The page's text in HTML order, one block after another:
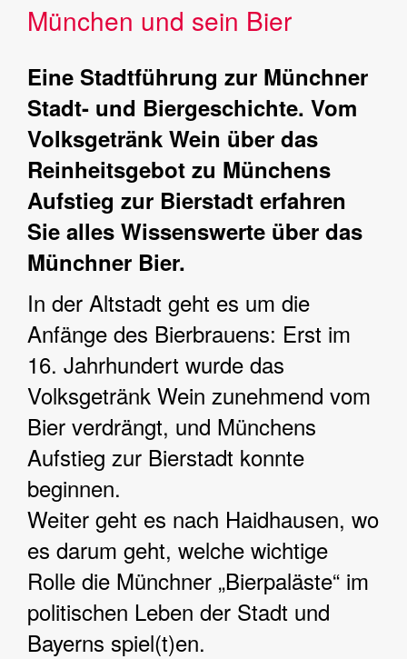
München und sein Bier
Eine Stadtführung zur Münchner
Stadt- und Biergeschichte. Vom
Volksgetränk Wein über das
Reinheitsgebot zu Münchens
Aufstieg zur Bierstadt erfahren
Sie alles Wissenswerte über das
Münchner Bier.
In der Altstadt geht es um die
Anfänge des Bierbrauens: Erst im
16. Jahrhundert wurde das
Volksgetränk Wein zunehmend vom
Bier verdrängt, und Münchens
Aufstieg zur Bierstadt konnte
beginnen.
Weiter geht es nach Haidhausen, wo
es darum geht, welche wichtige
Rolle die Münchner „Bierpaläste“ im
politischen Leben der Stadt und
Bayerns spiel(t)en.